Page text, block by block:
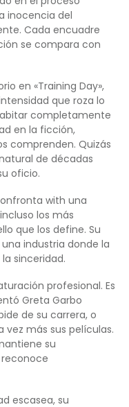
inocencia del
Cada encuadre
se compara con
en «Training Day»,
que roza lo
completamente
en la ficción,
comprenden. Quizás
de décadas
oficio.
with una
los más
que los define. Su
industria donde la
sinceridad.
profesional. Es
Greta Garbo
de su carrera, o
vez más sus películas.
su
escasea, su